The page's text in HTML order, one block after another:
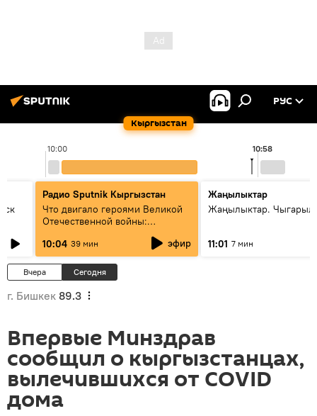
Кыргызстан
РУС
10:00 10:58
Радио Sputnik Кыргызстан
Что двигало героями Великой
Отечественной войны:
Тулебердиева
10:04 39 мин эфир
Жаңылыктар
Жаңылыктар.
11:01 7 мин
Вчера Сегодня
г. Бишкек 89.3
Впервые Минздрав
сообщил о кыргызстанцах,
вылечившихся от COVID
дома